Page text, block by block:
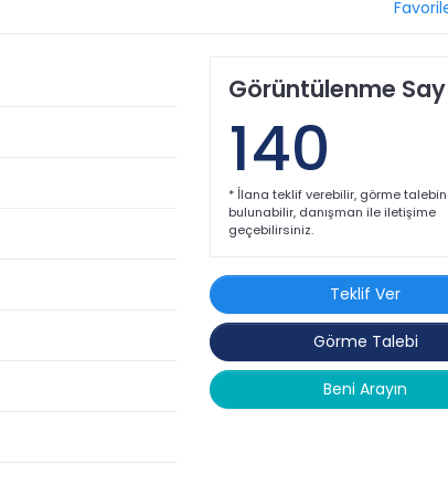
Görüntülenme
140
* İlana teklif verebilir, görme
bulunabilir, danışman ile iletişime
geçebilirsiniz.
Teklif Ver
Görme Talebi
Beni Arayın